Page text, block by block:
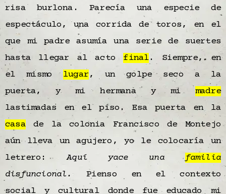
risa burlona. Parecía una especie de
espectáculo, una corrida de toros, en el
que mi padre asumía una serie de suertes
hasta llegar al acto final . Siempre, en
el mismo lugar, un golpe seco a la
puerta, y mi hermana y mi madre
lastimadas en el piso. Esa puerta en la
casade la colonia Francisco de Montejo
aún lleva un agujero, yo le colocaría un
letrero:Aquí yace unafamilia
disfuncional. Pienso en el contexto
social y cultural donde fue educado mi